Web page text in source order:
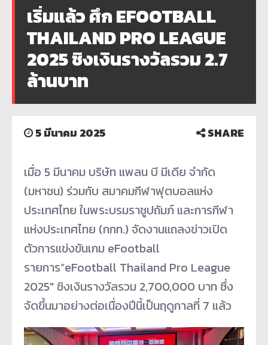
เริ่มแล้ว ศึก EFOOTBALL
THAILAND PRO LEAGUE
2025 ชิงเงินรางวัลรวม 2.7
ล้านบาท
5 มีนาคม 2025 SHARE
เมื่อ 5 มีนาคม บริษัท แพลน บี มีเดีย จำกัด
(มหาชน) ร่วมกับ สมาคมกีฬาฟุตบอลแห่ง
ประเทศไทย ในพระบรมราชูปถัมภ์ และการกีฬา
แห่งประเทศไทย (กกท.) จัดงานแถลงข่าวเปิด
ตัวการแข่งขันเกม eFootball
รายการ”eFootball Thailand Pro League
2025″ ชิงเงินรางวัลรวม 2,700,000 บาท ซึ่ง
จัดขึ้นมาอย่างต่อเนื่องปีนี้เป็นฤดูกาลที่ 7 แล้ว